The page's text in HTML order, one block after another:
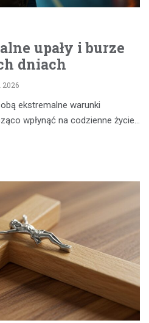
upały i burze
dniach
2026
ekstremalne warunki
wpłynąć na codzienne życie…